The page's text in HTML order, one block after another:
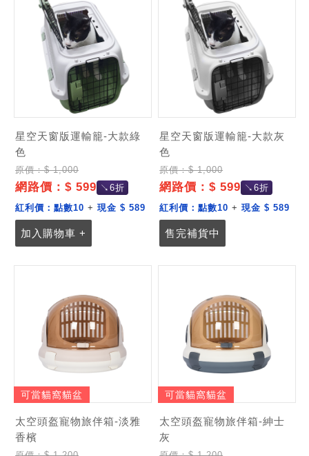
星空天窗版運輸籠-大款綠
色
原價：$ 1,000
網路價：$ 599 ↘6折
紅利價： 點數10 + 現金 $ 589
加入購物車 +
星空天窗版運輸籠-大款灰
色
原價：$ 1,000
網路價：$ 599 ↘6折
紅利價：點數10 +現金 $ 589
售完補貨中
可當貓窩貓盆
太空頭盔寵物旅伴箱-淡雅
香檳
可當貓窩貓盆
太空頭盔寵物旅伴箱-紳士
灰
記住帳號